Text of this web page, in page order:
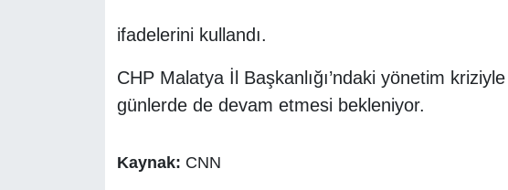
ifadelerini kullandı.
CHP Malatya İl Başkanlığı’ndaki yönetim
günlerde de devam etmesi bekleniyor.
Kaynak: CNN